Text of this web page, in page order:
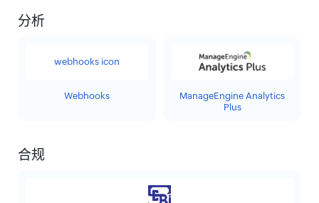
分析
Webhooks
ManageEngine Analytics
Plus
合规